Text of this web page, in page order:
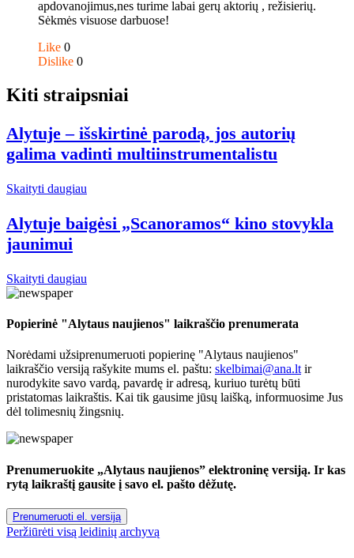
apdovanojimus,nes turime labai gerų aktorių , režisierių.
Sėkmės visuose darbuose!
Like 0
Dislike 0
Kiti straipsniai
Alytuje – išskirtinė parodą, jos autorių
galima vadinti multiinstrumentalistu
Skaityti daugiau
Alytuje baigėsi „Scanoramos“ kino stovykla
jaunimui
Skaityti daugiau
Popierinė "Alytaus naujienos" laikraščio prenumerata
Norėdami užsiprenumeruoti popierinę "Alytaus naujienos"
laikraščio versiją rašykite mums el. paštu: skelbimai@ana.lt ir
nurodykite savo vardą, pavardę ir adresą, kuriuo turėtų būti
pristatomas laikraštis. Kai tik gausime jūsų laišką, informuosime Jus
dėl tolimesnių žingsnių.
Prenumeruokite „Alytaus naujienos” elektroninę versiją. Ir kas
rytą laikraštį gausite į savo el. pašto dėžutę.
Prenumeruoti el. versiją
Peržiūrėti visą leidinių archyvą